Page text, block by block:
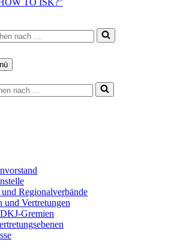
TO ISK?”
und Regionalverbände
und Vertretungen
Gremien